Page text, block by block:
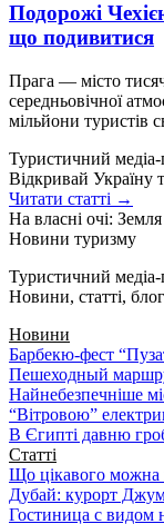
Подорожі
що подивитися
Прага — місто
середньовічної
мільйони туристів
Туристичний медіа-
Відкривай Україну
Читати статті →
На власні очі: Земля
Новини туризму
Туристичний
Новини, статті,
Новини
Барбекю-фест
Пешеходный
Найнебезпечніше
“Вітровою”
В Єгипті давню
Статті
Що цікавого можна
Дубай: курорт
Гостиница с видом